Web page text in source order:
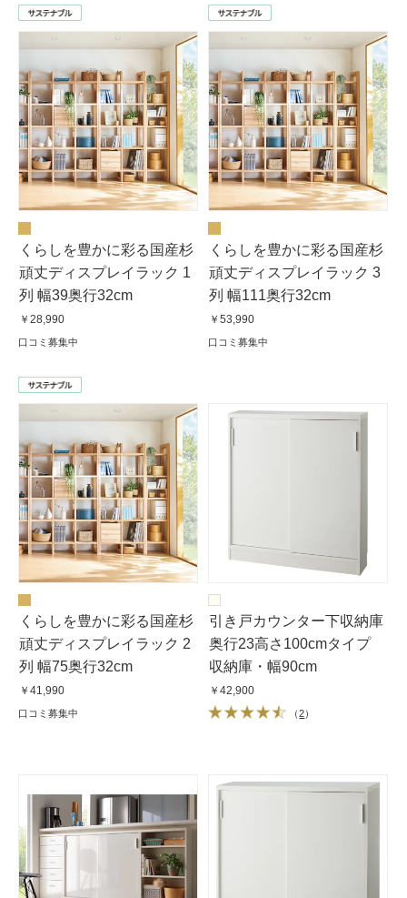
くらしを豊かに彩る国産杉
頑丈ディスプレイラック 1
列 幅39奥行32cm
￥28,990
口コミ募集中
くらしを豊かに彩る国産杉
頑丈ディスプレイラック 3
列 幅111奥行32cm
￥53,990
口コミ募集中
くらしを豊かに彩る国産杉
頑丈ディスプレイラック 2
列 幅75奥行32cm
￥41,990
口コミ募集中
引き戸カウンター下収納庫
奥行23高さ100cmタイプ
収納庫・幅90cm
￥42,900
（2）